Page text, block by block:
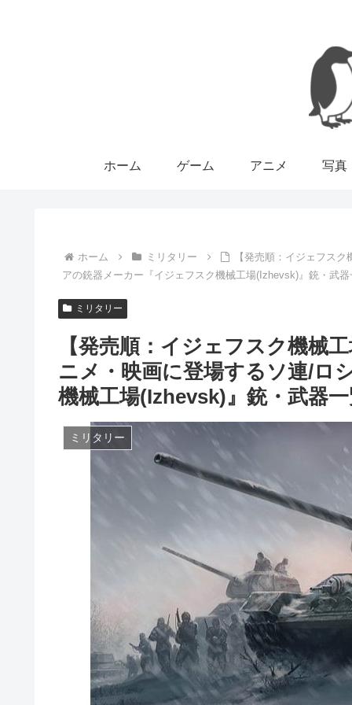
ホーム ゲーム アニメ 写真
ホーム ミリタリー
【発売順：イジェフス
アの銃器メーカー『イジェフスク機械工場(Izhevsk)』銃・武
ミリタリー
【発売順：イジェフスク機械
ニメ・映画に登場するソ連/ロ
機械工場(Izhevsk)』銃・武器
ミリタリー